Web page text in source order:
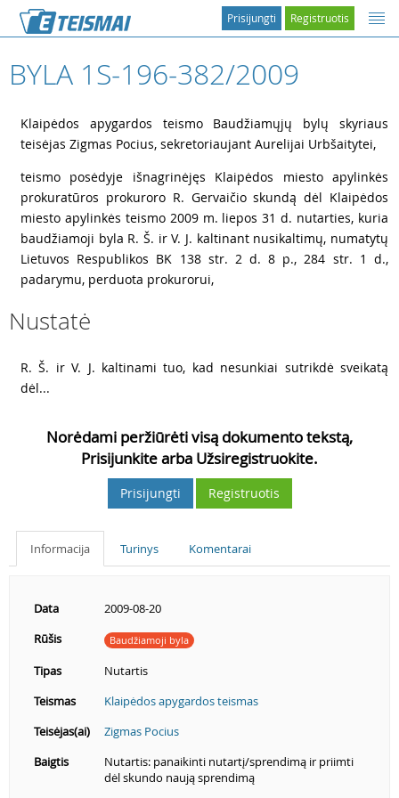
Registruotis
Prisijungti
BYLA 1S-196-382/2009
Klaipėdos apygardos teismo Baudžiamųjų bylų skyriaus
teisėjas Zigmas Pocius, sekretoriaujant Aurelijai Urbšaitytei,
teismo posėdyje išnagrinėjęs Klaipėdos miesto apylinkės
prokuratūros prokuroro R. Gervaičio skundą dėl Klaipėdos
miesto apylinkės teismo 2009 m. liepos 31 d. nutarties, kuria
baudžiamoji byla R. Š. ir V. J. kaltinant nusikaltimų, numatytų
Lietuvos Respublikos BK 138 str. 2 d. 8 p., 284 str. 1 d.,
padarymu, perduota prokurorui,
Nustatė
R. Š. ir V. J. kaltinami tuo, kad nesunkiai sutrikdė sveikatą
dėl...
Norėdami peržiūrėti visą dokumento tekstą,
Prisijunkite arba Užsiregistruokite.
Prisijungti Registruotis
Informacija Turinys Komentarai
Data
2009-08-20
Rūšis
Baudžiamoji byla
Tipas
Nutartis
Teismas
Klaipėdos apygardos teismas
Teisėjas(ai)
Zigmas Pocius
Baigtis
Nutartis: panaikinti nutartį/sprendimą ir priimti
dėl skundo naują sprendimą